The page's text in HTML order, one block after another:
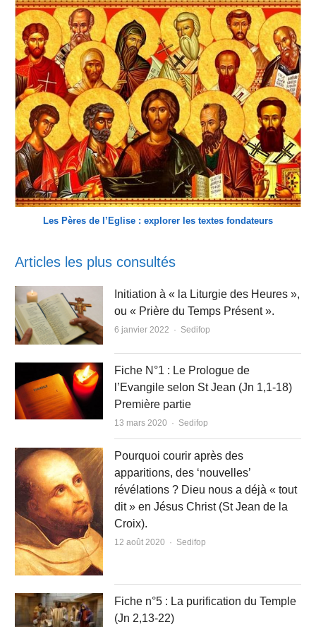
Les Pères de l’Eglise : explorer les textes fondateurs
Articles les plus consultés
Initiation à « la Liturgie des Heures »,
ou « Prière du Temps Présent ».
6 janvier 2022 Author
Sedifop
Fiche N°1 : Le Prologue de
l’Evangile selon St Jean (Jn 1,1-18)
Première partie
13 mars 2020 Author
Sedifop
Pourquoi courir après des
apparitions, des ‘nouvelles’
révélations ? Dieu nous a déjà « tout
dit » en Jésus Christ (St Jean de la
Croix).
12 août 2020 Author
Sedifop
Fiche n°5 : La purification du Temple
(Jn 2,13-22)